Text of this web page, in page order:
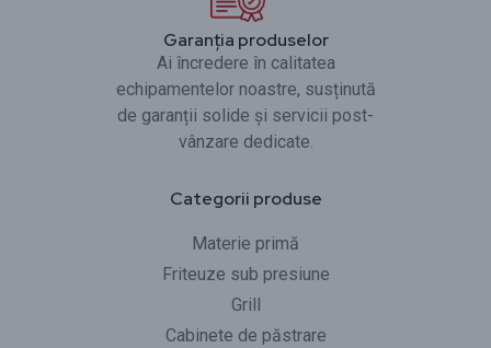
Garanția produselor
Ai încredere în calitatea
echipamentelor noastre, susținută
de garanții solide și servicii post-
vânzare dedicate.
Categorii produse
Materie primă
Friteuze sub presiune
Grill
Cabinete de păstrare